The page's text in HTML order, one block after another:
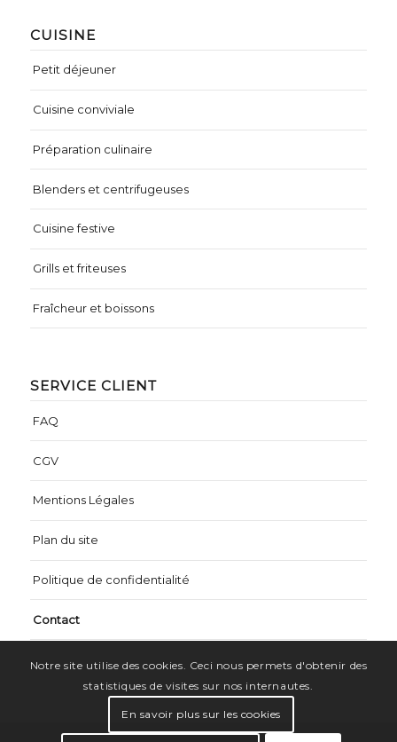
CUISINE
Petit déjeuner
Cuisine conviviale
Préparation culinaire
Blenders et centrifugeuses
Cuisine festive
Grills et friteuses
Fraîcheur et boissons
SERVICE CLIENT
FAQ
CGV
Mentions Légales
Plan du site
Politique de confidentialité
Contact
Notre site utilise des cookies. Ceci nous permets d'obtenir des
statistiques de visites sur nos internautes.
En savoir plus sur les cookies